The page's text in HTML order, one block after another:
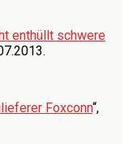
enthüllt schwere
Foxconn“,